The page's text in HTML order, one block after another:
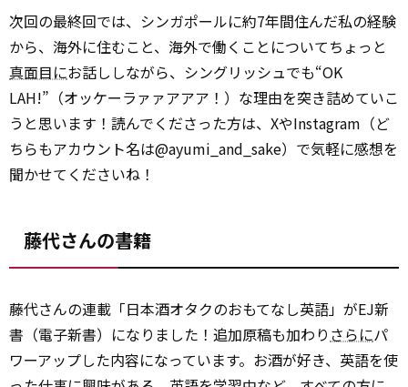
次回の最終回では、シンガポールに約7年間住んだ私の経験
から、海外に住むこと、海外で働くことについてちょっと
真面目にお話ししながら、シングリッシュでも“OK
LAH!”（オッケーラァァアアア！）な理由を突き詰めていこ
うと思います！読んでくださった方は、XやInstagram（ど
ちらもアカウント名は@ayumi_and_sake）で気軽に感想を
聞かせてくださいね！
藤代さんの書籍
藤代さんの連載「日本酒オタクのおもてなし英語」がEJ新
書（電子新書）になりました！追加原稿も加わり さらにパ
ワーアップした内容になっています。お酒が好き、英語を使